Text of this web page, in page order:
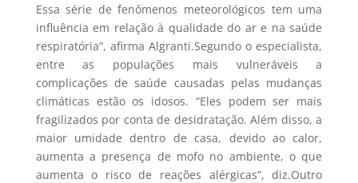
Essa série de fenômenos meteorológicos tem uma
influência em relação à qualidade do ar e na saúde
respiratória”, afirma Algranti.Segundo o especialista,
entre as populações mais vulneráveis a
complicações de saúde causadas pelas mudanças
climáticas estão os idosos. “Eles podem ser mais
fragilizados por conta de desidratação. Além disso, a
maior umidade dentro de casa, devido ao calor,
aumenta a presença de mofo no ambiente, o que
aumenta o risco de reações alérgicas”, diz.Outro